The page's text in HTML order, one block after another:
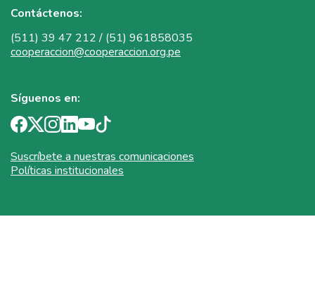
Contáctenos:
(511) 39 47 212 / (51) 961858035
cooperaccion@cooperaccion.org.pe
Síguenos en:
Suscríbete a nuestras comunicaciones
Políticas institucionales